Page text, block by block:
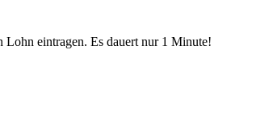
Lohn eintragen. Es dauert nur 1 Minute!